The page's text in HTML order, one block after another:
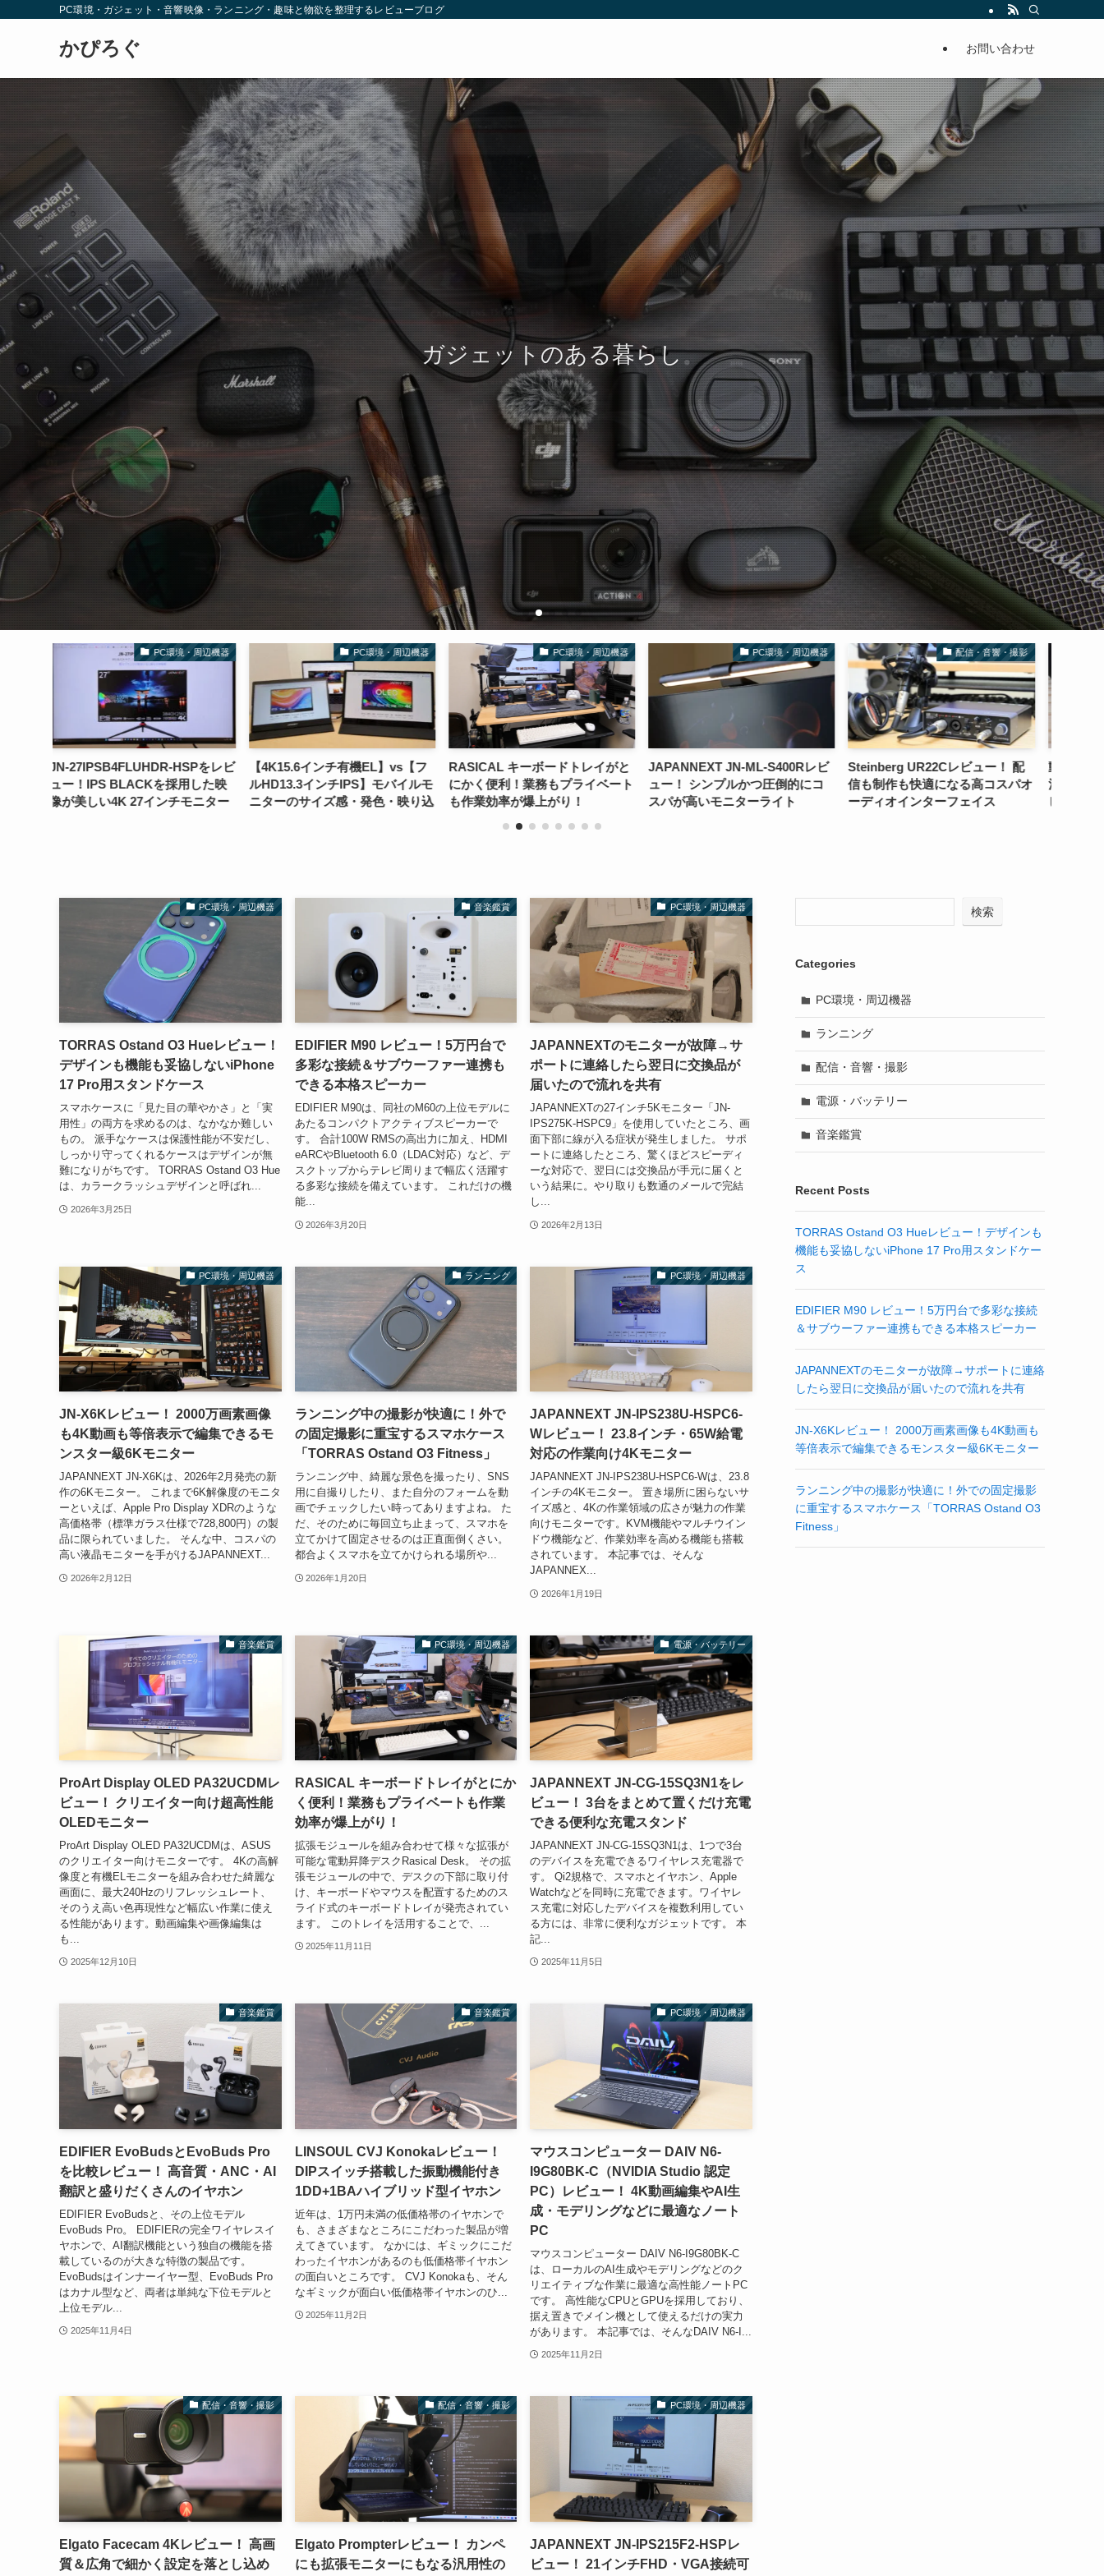
PC環境・ガジェット・音響映像・ランニング・趣味と物欲を整理するレビューブログ
かぴろぐ お問い合わせ
ガジェットのある暮らし
PC環境・周辺機器
【4K15.6インチ有機EL】vs【フ
ルHD13.3インチIPS】モバイルモ
ニターのサイズ感・発色・映り込
PC環境・周辺機器
RASICAL キーボードトレイがと
にかく便利！業務もプライベート
も作業効率が爆上がり！
PC環境・周辺機器
JAPANNEXT JN-ML-S400Rレビ
ュー！ シンプルかつ圧倒的にコ
スパが高いモニターライト
配信・音響・撮影
Steinberg UR22Cレビュー！ 配
信も制作も快適になる高コスパオ
ーディオインターフェイス
配信・音響・撮影
動画撮影用SDカードの選び方や
注意点・おすすめモデルを2つレ
ビュー！
PC環境・周辺機器
TORRAS Ostand O3 Hueレビュー！
デザインも機能も妥協しないiPhone
17 Pro用スタンドケース
スマホケースに「見た目の華やかさ」と「実
用性」の両方を求めるのは、なかなか難しい
もの。 派手なケースは保護性能が不安だし、
しっかり守ってくれるケースはデザインが無
難になりがちです。 TORRAS Ostand O3 Hue
は、カラークラッシュデザインと呼ばれ...
2026年3月25日
音楽鑑賞
EDIFIER M90 レビュー！5万円台で
多彩な接続＆サブウーファー連携も
できる本格スピーカー
EDIFIER M90は、同社のM60の上位モデルに
あたるコンパクトアクティブスピーカーで
す。 合計100W RMSの高出力に加え、HDMI
eARCやBluetooth 6.0（LDAC対応）など、デ
スクトップからテレビ周りまで幅広く活躍す
る多彩な接続を備えています。 これだけの機
能...
2026年3月20日
PC環境・周辺機器
JAPANNEXTのモニターが故障→サ
ポートに連絡したら翌日に交換品が
届いたので流れを共有
JAPANNEXTの27インチ5Kモニター「JN-
IPS275K-HSPC9」を使用していたところ、画
面下部に線が入る症状が発生しました。 サポ
ートに連絡したところ、驚くほどスピーディ
ーな対応で、翌日には交換品が手元に届くと
いう結果に。やり取りも数通のメールで完結
し...
2026年2月13日
PC環境・周辺機器
JN-X6Kレビュー！ 2000万画素画像
も4K動画も等倍表示で編集できるモ
ンスター級6Kモニター
JAPANNEXT JN-X6Kは、2026年2月発売の新
作の6Kモニター。 これまで6K解像度のモニタ
ーといえば、Apple Pro Display XDRのような
高価格帯（標準ガラス仕様で728,800円）の製
品に限られていました。 そんな中、コスパの
高い液晶モニターを手がけるJAPANNEXT...
2026年2月12日
ランニング
ランニング中の撮影が快適に！外で
の固定撮影に重宝するスマホケース
「TORRAS Ostand O3 Fitness」
ランニング中、綺麗な景色を撮ったり、SNS
用に自撮りしたり、また自分のフォームを動
画でチェックしたい時ってありますよね。 た
だ、そのために毎回立ち止まって、スマホを
立てかけて固定させるのは正直面倒くさい。
都合よくスマホを立てかけられる場所や...
2026年1月20日
PC環境・周辺機器
JAPANNEXT JN-IPS238U-HSPC6-
Wレビュー！ 23.8インチ・65W給電
対応の作業向け4Kモニター
JAPANNEXT JN-IPS238U-HSPC6-Wは、23.8
インチの4Kモニター。 置き場所に困らないサ
イズ感と、4Kの作業領域の広さが魅力の作業
向けモニターです。KVM機能やマルチウイン
ドウ機能など、作業効率を高める機能も搭載
されています。 本記事では、そんな
JAPANNEX...
2026年1月19日
音楽鑑賞
ProArt Display OLED PA32UCDMレ
ビュー！ クリエイター向け超高性能
OLEDモニター
ProArt Display OLED PA32UCDMは、ASUS
のクリエイター向けモニターです。 4Kの高解
像度と有機ELモニターを組み合わせた綺麗な
画面に、最大240Hzのリフレッシュレート、
そのうえ高い色再現性など幅広い作業に使え
る性能があります。動画編集や画像編集は
も...
2025年12月10日
PC環境・周辺機器
RASICAL キーボードトレイがとにか
く便利！業務もプライベートも作業
効率が爆上がり！
拡張モジュールを組み合わせて様々な拡張が
可能な電動昇降デスクRasical Desk。 その拡
張モジュールの中で、デスクの下部に取り付
け、キーボードやマウスを配置するためのス
ライド式のキーボードトレイが発売されてい
ます。 このトレイを活用することで、...
2025年11月11日
電源・バッテリー
JAPANNEXT JN-CG-15SQ3N1をレ
ビュー！ 3台をまとめて置くだけ充電
できる便利な充電スタンド
JAPANNEXT JN-CG-15SQ3N1は、1つで3台
のデバイスを充電できるワイヤレス充電器で
す。 Qi2規格で、スマホとイヤホン、Apple
Watchなどを同時に充電できます。ワイヤレ
ス充電に対応したデバイスを複数利用してい
る方には、非常に便利なガジェットです。 本
記...
2025年11月5日
音楽鑑賞
EDIFIER EvoBudsとEvoBuds Pro
を比較レビュー！ 高音質・ANC・AI
翻訳と盛りだくさんのイヤホン
EDIFIER EvoBudsと、その上位モデル
EvoBuds Pro。 EDIFIERの完全ワイヤレスイ
ヤホンで、AI翻訳機能という独自の機能を搭
載しているのが大きな特徴の製品です。
EvoBudsはインナーイヤー型、EvoBuds Pro
はカナル型など、両者は単純な下位モデルと
上位モデル...
2025年11月4日
音楽鑑賞
LINSOUL CVJ Konokaレビュー！
DIPスイッチ搭載した振動機能付き
1DD+1BAハイブリッド型イヤホン
近年は、1万円未満の低価格帯のイヤホンで
も、さまざまなところにこだわった製品が増
えてきています。 なかには、ギミックにこだ
わったイヤホンがあるのも低価格帯イヤホン
の面白いところです。 CVJ Konokaも、そん
なギミックが面白い低価格帯イヤホンのひ...
2025年11月2日
PC環境・周辺機器
マウスコンピューター DAIV N6-
I9G80BK-C（NVIDIA Studio 認定
PC）レビュー！ 4K動画編集やAI生
成・モデリングなどに最適なノート
PC
マウスコンピューター DAIV N6-I9G80BK-C
は、ローカルのAI生成やモデリングなどのク
リエイティブな作業に最適な高性能ノートPC
です。 高性能なCPUとGPUを採用しており、
据え置きでメイン機として使えるだけの実力
があります。 本記事では、そんなDAIV N6-I...
2025年11月2日
配信・音響・撮影
Elgato Facecam 4Kレビュー！ 高画
質＆広角で細かく設定を落とし込め
配信・音響・撮影
Elgato Prompterレビュー！ カンペ
にも拡張モニターにもなる汎用性の
PC環境・周辺機器
JAPANNEXT JN-IPS215F2-HSPレ
ビュー！ 21インチFHD・VGA接続可
検索
Categories
PC環境・周辺機器
ランニング
配信・音響・撮影
電源・バッテリー
音楽鑑賞
Recent Posts
TORRAS Ostand O3 Hueレビュー！デザインも
機能も妥協しないiPhone 17 Pro用スタンドケー
ス
EDIFIER M90 レビュー！5万円台で多彩な接続
＆サブウーファー連携もできる本格スピーカー
JAPANNEXTのモニターが故障→サポートに連絡
したら翌日に交換品が届いたので流れを共有
JN-X6Kレビュー！ 2000万画素画像も4K動画も
等倍表示で編集できるモンスター級6Kモニター
ランニング中の撮影が快適に！外での固定撮影
に重宝するスマホケース「TORRAS Ostand O3
Fitness」